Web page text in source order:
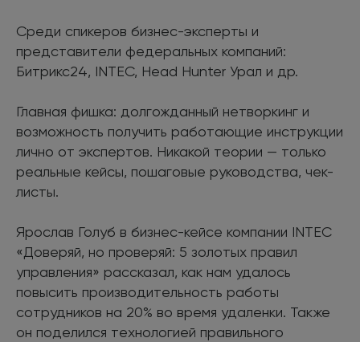
Среди спикеров бизнес-эксперты и
представители федеральных компаний:
Битрикс24, INTEC, Head Hunter Урал и др.
Главная фишка: долгожданный нетворкинг и
возможность получить работающие инструкции
лично от экспертов. Никакой теории — только
реальные кейсы, пошаговые руководства, чек-
листы.
Ярослав Голуб в бизнес-кейсе компании INTEC
«Доверяй, но проверяй: 5 золотых правил
управления» рассказал, как нам удалось
повысить производительность работы
сотрудников на 20% во время удаленки. Также
он поделился технологией правильного